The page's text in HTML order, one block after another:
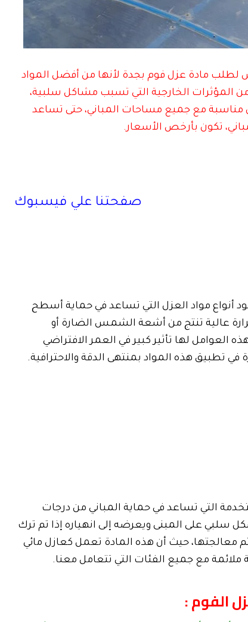
لطلب مادة عزل فوم بجدة لأنها من أفضل المواد
المؤثرات الخارجية التي تسبب مشاكل سلبية،
مناسبة مع جميع مساحات المباني، حتى تساعد
تكون بأرخص الأسعار.
صفحتنا علي فيسبوك
أنواع مواد العزل التي تساعد في حماية أسطح
عالية تنتج من أشعة الشمس الضارة أو
العوامل لها تأثير كبير في العمر الافتراضي
في تطبيق هذه المواد بمنتهى الدقة والاحترافية.
التي تساعد في حماية المباني من درجات
سلبي على المبنى ويعرضه إلى انهياره إذا تم ترك
معالجتها، حيث أن هذه المادة تعمل كعازل مائي
ملائمة مع جميع الفئات التي تتعامل معنا.
الفوم :